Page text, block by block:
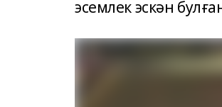
эсемлек эскән